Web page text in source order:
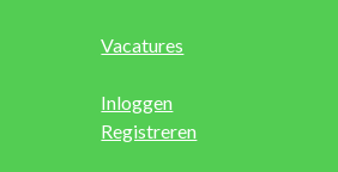
Vacatures
Inloggen
Registreren